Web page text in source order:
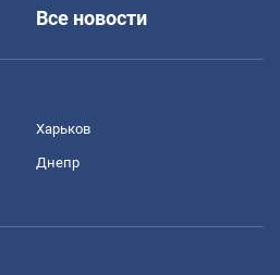
Все новости
Харьков
Днепр